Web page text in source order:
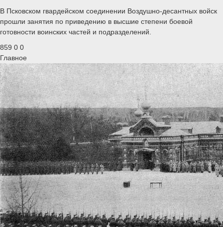
В Псковском гвардейском соединении Воздушно-десантных войск
прошли занятия по приведению в высшие степени боевой
готовности воинских частей и подразделений.
859 0 0
Главное